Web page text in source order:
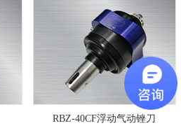
RBZ-40CF浮动气动锉刀